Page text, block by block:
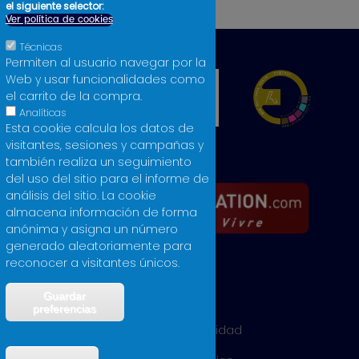
Licores
Política de privacidad
el siguiente selector:
Ver política de cookies
Técnicas
Permiten al usuario navegar por la
Web y usar funcionalidades como
el carrito de la compra.
Analíticas
Esta cookie calcula los datos de
visitantes, sesiones y campañas y
también realiza un seguimiento
del uso del sitio para el informe de
análisis del sitio. La cookie
almacena información de forma
anónima y asigna un número
generado aleatoriamente para
reconocer a visitantes únicos.
preferencias